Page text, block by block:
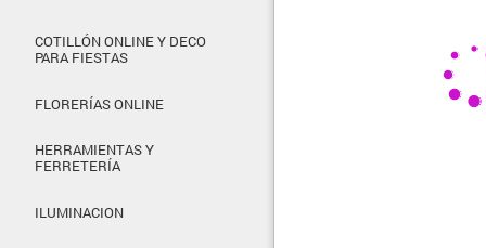
COTILLÓN ONLINE Y DECO
PARA FIESTAS
FLORERÍAS ONLINE
HERRAMIENTAS Y
FERRETERÍA
ILUMINACION